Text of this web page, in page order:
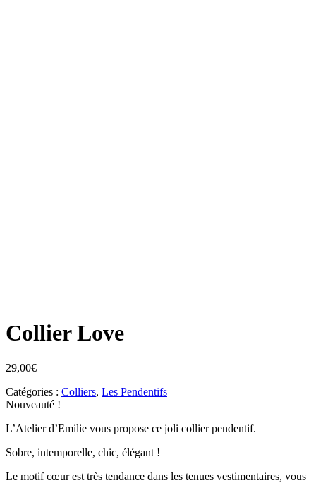
Collier Love
29,00€
Catégories : Colliers, Les Pendentifs
Nouveauté !
L’Atelier d’Emilie vous propose ce joli collier pendentif.
Sobre, intemporelle, chic, élégant !
Le motif cœur est très tendance dans les tenues vestimentaires, vous